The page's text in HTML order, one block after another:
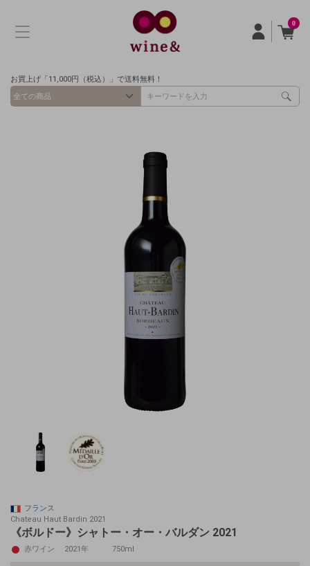
0
お買上げ「11,000円（税込）」で送料無料！
フランス
Chateau Haut Bardin 2021
《ボルドー》シャトー・オー・バルダン 2021
赤ワイン 2021年 750ml